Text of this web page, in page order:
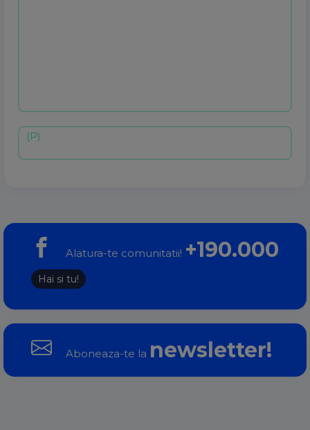
Alatura-te comunitatii! +190.000
Hai si tu!
Aboneaza-te la newsletter!